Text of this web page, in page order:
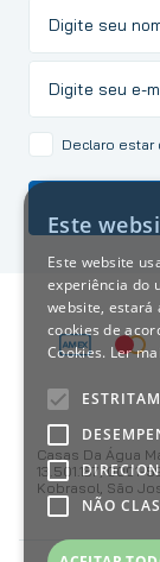
Declaro estar
Casas Da Água
13.501.187/0001-
Kobrasol, São
Este
Este website
experiência do
website, estará
cookies de
Cookies. Ler
NÃO